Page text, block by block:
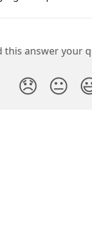
this answer your
😞 😐